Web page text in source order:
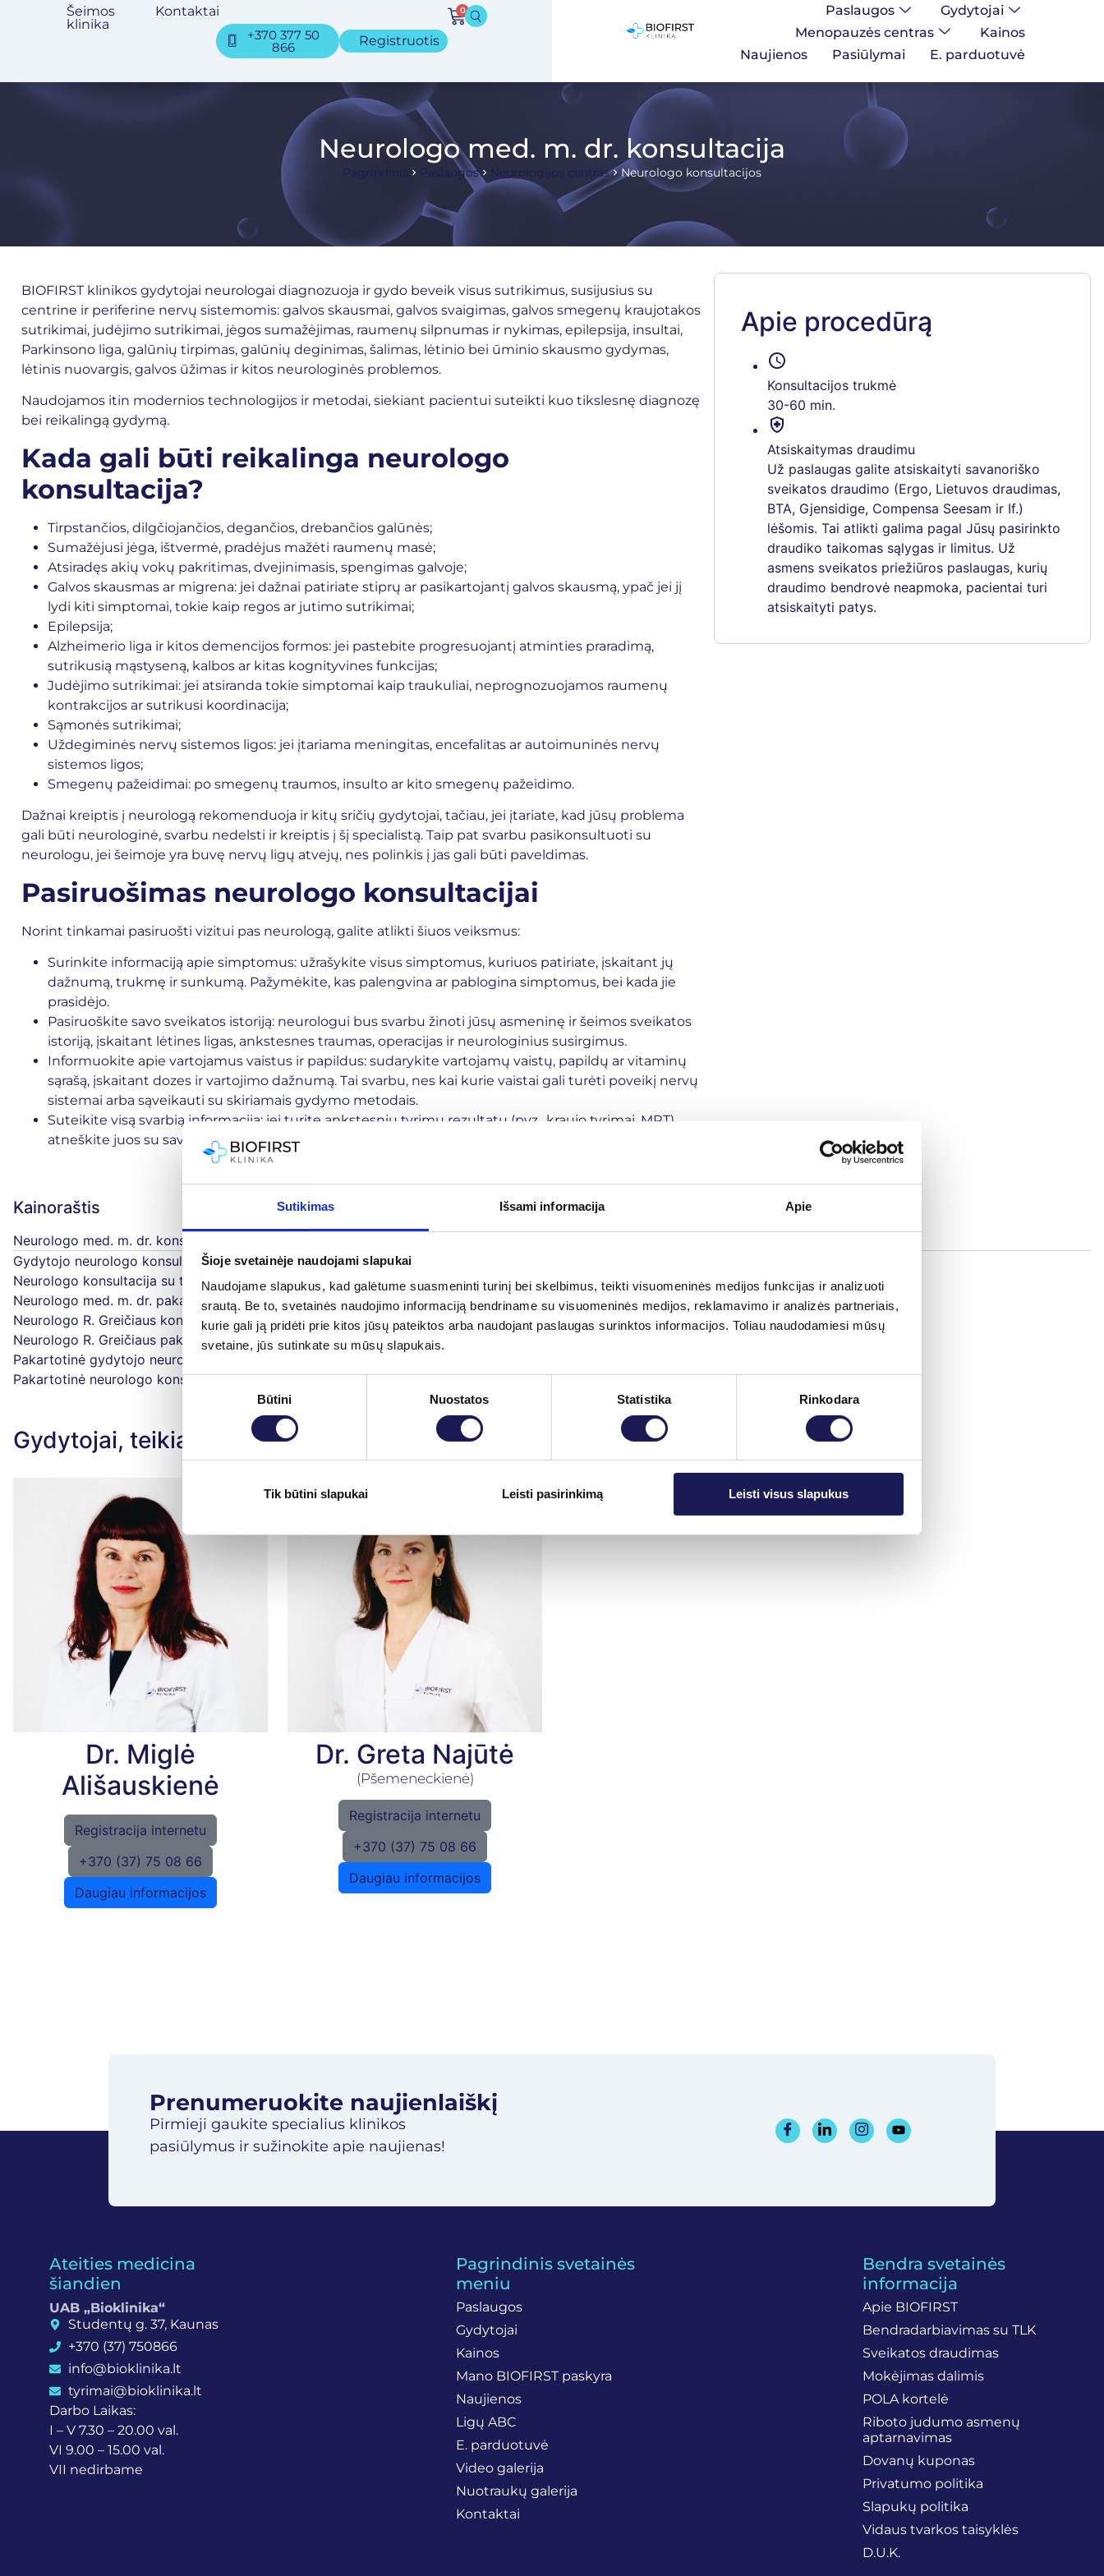
Sutikimas Išsami informacija Apie
Šioje svetainėje naudojami slapukai
Naudojame slapukus, kad galėtume suasmeninti turinį bei skelbimus, teikti visuomeninės medijos funkcijas ir analizuoti
srautą. Be to, svetainės naudojimo informaciją bendriname su visuomeninės medijos, reklamavimo ir analizės partneriais,
kurie gali ją pridėti prie kitos jūsų pateiktos arba naudojant paslaugas surinktos informacijos. Toliau naudodamiesi mūsų
svetaine, jūs sutinkate su mūsų slapukais.
Sutikimo
Būtini Nuostatos Statistika Rinkodara
Tik būtini slapukai Leisti pasirinkimą Leisti visus slapukus
Šeimos
klinika
Kontaktai
+370 377 50
866 Registruotis
0 Paslaugos
Gydytojai
Menopauzės centras
Kainos
Naujienos
Pasiūlymai E. parduotuvė
Neurologo med. m. dr. konsultacija
Paslaugos Neurologijos centras Neurologo konsultacijos
BIOFIRST klinikos gydytojai neurologai diagnozuoja ir gydo beveik visus sutrikimus, susijusius su
centrine ir periferine nervų sistemomis: galvos skausmai, galvos svaigimas, galvos smegenų kraujotakos
sutrikimai, judėjimo sutrikimai, jėgos sumažėjimas, raumenų silpnumas ir nykimas, epilepsija, insultai,
Parkinsono liga, galūnių tirpimas, galūnių deginimas, šalimas, lėtinio bei ūminio skausmo gydymas,
lėtinis nuovargis, galvos ūžimas ir kitos neurologinės problemos.
Naudojamos itin modernios technologijos ir metodai, siekiant pacientui suteikti kuo tikslesnę diagnozę
bei reikalingą gydymą.
Kada gali būti reikalinga neurologo
konsultacija?
Tirpstančios, dilgčiojančios, degančios, drebančios galūnės;
Sumažėjusi jėga, ištvermė, pradėjus mažėti raumenų masė;
Atsiradęs akių vokų pakritimas, dvejinimasis, spengimas galvoje;
Galvos skausmas ar migrena: jei dažnai patiriate stiprų ar pasikartojantį galvos skausmą, ypač jei jį
lydi kiti simptomai, tokie kaip regos ar jutimo sutrikimai;
Epilepsija;
Alzheimerio liga ir kitos demencijos formos: jei pastebite progresuojantį atminties praradimą,
sutrikusią mąstyseną, kalbos ar kitas kognityvines funkcijas;
Judėjimo sutrikimai: jei atsiranda tokie simptomai kaip traukuliai, neprognozuojamos raumenų
kontrakcijos ar sutrikusi koordinacija;
Sąmonės sutrikimai;
Uždegiminės nervų sistemos ligos: jei įtariama meningitas, encefalitas ar autoimuninės nervų
sistemos ligos;
Smegenų pažeidimai: po smegenų traumos, insulto ar kito smegenų pažeidimo.
Dažnai kreiptis į neurologą rekomenduoja ir kitų sričių gydytojai, tačiau, jei įtariate, kad jūsų problema
gali būti neurologinė, svarbu nedelsti ir kreiptis į šį specialistą. Taip pat svarbu pasikonsultuoti su
neurologu, jei šeimoje yra buvę nervų ligų atvejų, nes polinkis į jas gali būti paveldimas.
Pasiruošimas neurologo konsultacijai
Norint tinkamai pasiruošti vizitui pas neurologą, galite atlikti šiuos veiksmus:
Surinkite informaciją apie simptomus: užrašykite visus simptomus, kuriuos patiriate, įskaitant jų
dažnumą, trukmę ir sunkumą. Pažymėkite, kas palengvina ar pablogina simptomus, bei kada jie
prasidėjo.
Pasiruoškite savo sveikatos istoriją: neurologui bus svarbu žinoti jūsų asmeninę ir šeimos sveikatos
istoriją, įskaitant lėtines ligas, ankstesnes traumas, operacijas ir neurologinius susirgimus.
Informuokite apie vartojamus vaistus ir papildus: sudarykite vartojamų vaistų, papildų ar vitaminų
sąrašą, įskaitant dozes ir vartojimo dažnumą. Tai svarbu, nes kai kurie vaistai gali turėti poveikį nervų
sistemai arba sąveikauti su skiriamais gydymo metodais.
Suteikite visą svarbią informaciją: jei turite ankstesnių tyrimų rezultatų (pvz., kraujo tyrimai, MRT),
atneškite juos su savimi. Tai padės gydytojui greičiau ir tiksliau nustatyti diagnozę.
Apie procedūrą
schedule
Konsultacijos trukmė
30-60 min.
health_and_safety
Atsiskaitymas draudimu
Už paslaugas galite atsiskaityti savanoriško
sveikatos draudimo (Ergo, Lietuvos draudimas,
BTA, Gjensidige, Compensa Seesam ir If.)
lėšomis. Tai atlikti galima pagal Jūsų pasirinkto
draudiko taikomas sąlygas ir limitus. Už
asmens sveikatos priežiūros paslaugas, kurių
draudimo bendrovė neapmoka, pacientai turi
atsiskaityti patys.
Kainoraštis
Neurologo med. m. dr. konsultacija
Gydytojo neurologo konsultacija 95 €
Neurologo konsultacija su terapija 95 €
Neurologo med. m. dr. pakartotinė konsultacija 79 €
Neurologo R. Greičiaus konsultacija 95 €
Neurologo R. Greičiaus pakartotinė konsultacija 79 €
Pakartotinė gydytojo neurologo konsultacija
Pakartotinė neurologo konsultacija su terapija 79 €
Gydytojai, teikiantys paslaugą
Dr. Miglė
Ališauskienė
Registracija internetu
+370 (37) 75 08 66
Daugiau informacijos
Dr. Greta Najūtė
(Pšemeneckienė)
Registracija internetu
+370 (37) 75 08 66
Daugiau informacijos
Prenumeruokite naujienlaiškį​
Pirmieji gaukite specialius klinikos
pasiūlymus ir sužinokite apie naujienas!
Ateities medicina
šiandien
UAB „Bioklinika“
Studentų g. 37, Kaunas
+370 (37) 750866
info@bioklinika.lt
tyrimai@bioklinika.lt
Darbo Laikas:
I – V 7.30 – 20.00 val.
VI 9.00 – 15.00 val.
VII nedirbame
Pagrindinis svetainės
meniu
Paslaugos
Gydytojai
Kainos
Mano BIOFIRST paskyra
Naujienos
Ligų ABC
E. parduotuvė
Video galerija
Nuotraukų galerija
Kontaktai
Bendra svetainės
informacija
Apie BIOFIRST
Bendradarbiavimas su TLK
Sveikatos draudimas
Mokėjimas dalimis
POLA kortelė
Riboto judumo asmenų
aptarnavimas
Dovanų kuponas
Privatumo politika
Slapukų politika
Vidaus tvarkos taisyklės
D.U.K.